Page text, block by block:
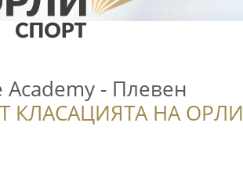
- Плевен
КЛАСАЦИЯТА НА ОРЛИ